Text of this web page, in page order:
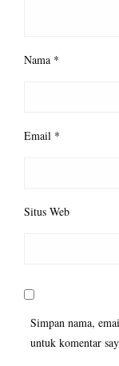
Nama *
Email *
Situs Web
Simpan nama,
untuk komentar